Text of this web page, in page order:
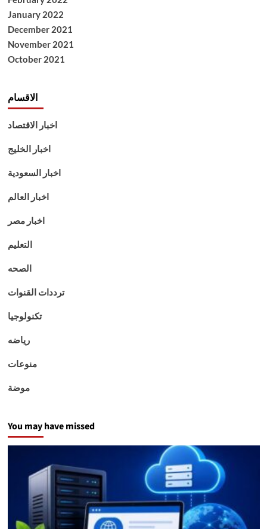
January 2022
December 2021
November 2021
October 2021
الاقسام
اخبار الاقتصاد
اخبار الخليج
اخبار السعودية
اخبار العالم
اخبار مصر
التعليم
الصحه
ترددات القنوات
تكنولوجيا
رياضه
منوعات
موضة
You may have missed